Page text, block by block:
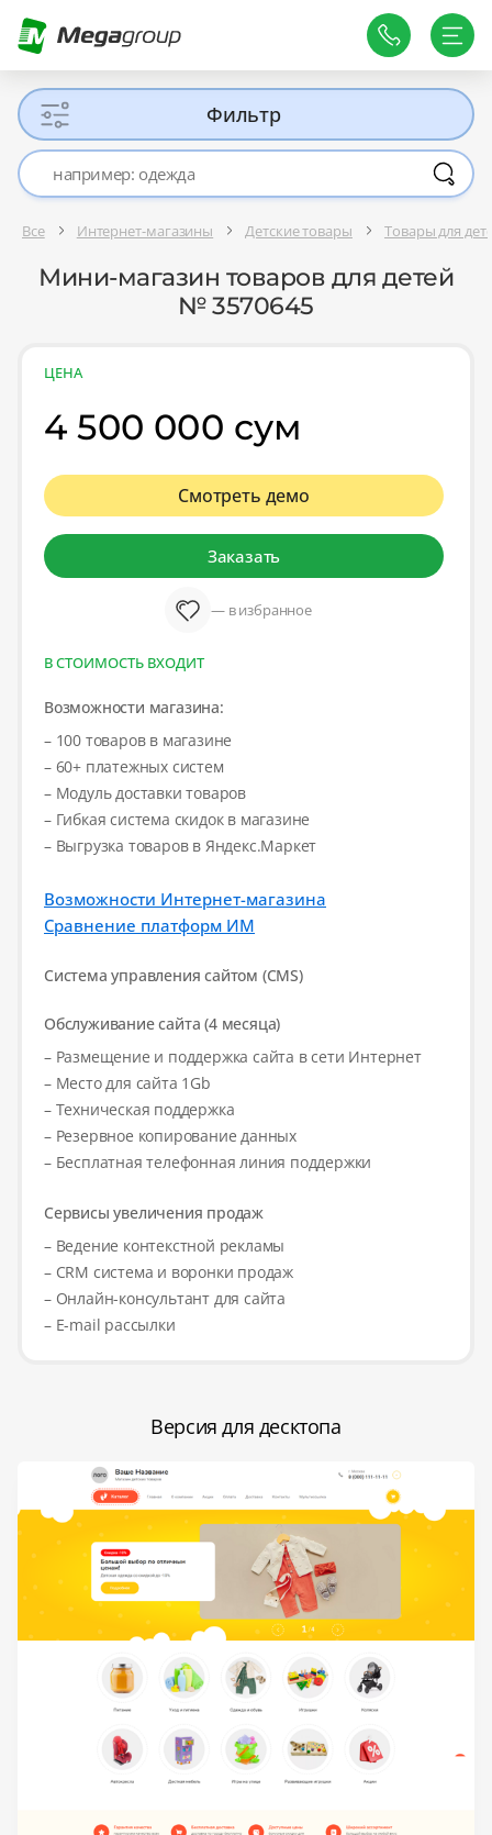
Фильтр
Все Интернет-магазины Детские товары Товары для
Мини-магазин товаров для детей
№ 3570645
ЦЕНА
4 500 000 сум
Смотреть демо
Заказать
— в избранное
В СТОИМОСТЬ ВХОДИТ
Возможности магазина:
– 100 товаров в магазине
– 60+ платежных систем
– Модуль доставки товаров
– Гибкая система скидок в магазине
– Выгрузка товаров в Яндекс.Маркет
Возможности Интернет-магазина
Сравнение платформ ИМ
Система управления сайтом (CMS)
Обслуживание сайта (4 месяца)
– Размещение и поддержка сайта в сети Интернет
– Место для сайта 1Gb
– Техническая поддержка
– Резервное копирование данных
– Бесплатная телефонная линия поддержки
Сервисы увеличения продаж
– Ведение контекстной рекламы
– CRM система и воронки продаж
– Онлайн-консультант для сайта
– E-mail рассылки
Версия для десктопа